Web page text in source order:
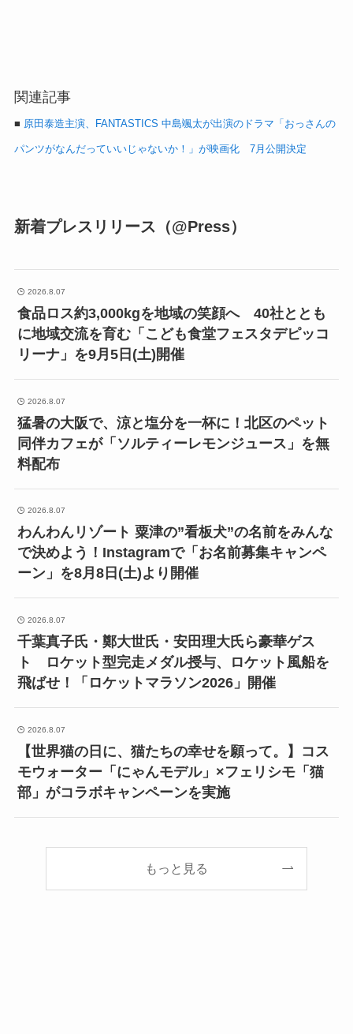
関連記事
■ 原田泰造主演、FANTASTICS 中島颯太が出演のドラマ「おっさんの
パンツがなんだっていいじゃないか！」が映画化 7月公開決定
新着プレスリリース（@Press）
2026.8.07
食品ロス約3,000kgを地域の笑顔へ 40社ととも
に地域交流を育む「こども食堂フェスタデピッコ
リーナ」を9月5日(土)開催
2026.8.07
猛暑の大阪で、涼と塩分を一杯に！北区のペット
同伴カフェが「ソルティーレモンジュース」を無
料配布
2026.8.07
わんわんリゾート 粟津の”看板犬”の名前をみんな
で決めよう！Instagramで「お名前募集キャンペ
ーン」を8月8日(土)より開催
2026.8.07
千葉真子氏・鄭大世氏・安田理大氏ら豪華ゲス
ト ロケット型完走メダル授与、ロケット風船を
飛ばせ！「ロケットマラソン2026」開催
2026.8.07
【世界猫の日に、猫たちの幸せを願って。】コス
モウォーター「にゃんモデル」×フェリシモ「猫
部」がコラボキャンペーンを実施
もっと見る